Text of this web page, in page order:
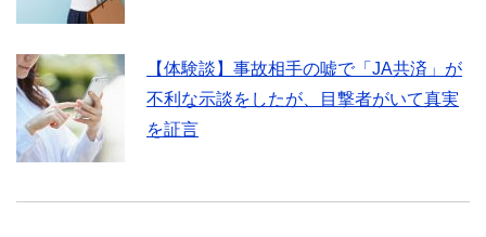
【体験談】事故相手の嘘で「JA共済」が
不利な示談をしたが、目撃者がいて真実
を証言